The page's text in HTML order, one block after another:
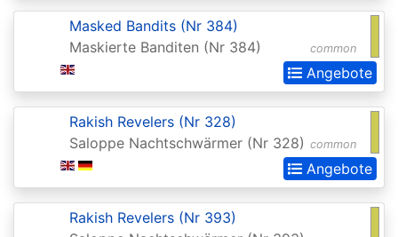
Revolt
Aetherdrift
Aetherdrift:
Extras
Reborn
Alliances
common
Masked Bandits (Nr 384)
Maskierte Banditen (Nr 384)
Angebote
common
Rakish Revelers (Nr 328)
Saloppe Nachtschwärmer (Nr 328)
Angebote
Rakish Revelers (Nr 393)